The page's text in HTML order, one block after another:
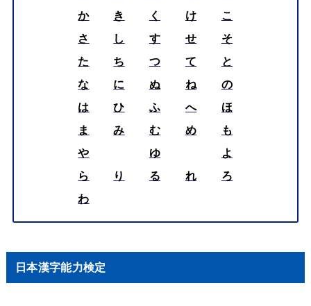
か
き く け
こ
さ
し す せ
そ
た
ち つ て
と
な
に ぬ ね
の
は
ひ ふ へ
ほ
ま
み む め
も
や
ゆ
よ
ら
り る れ
ろ
わ
日本漢字能力検定